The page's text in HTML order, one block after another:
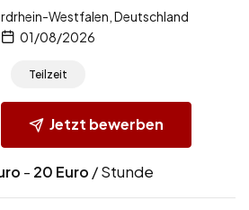
Westfalen, Deutschland
01/08/2026
Teilzeit
Jetzt bewerben
- 20 Euro / Stunde